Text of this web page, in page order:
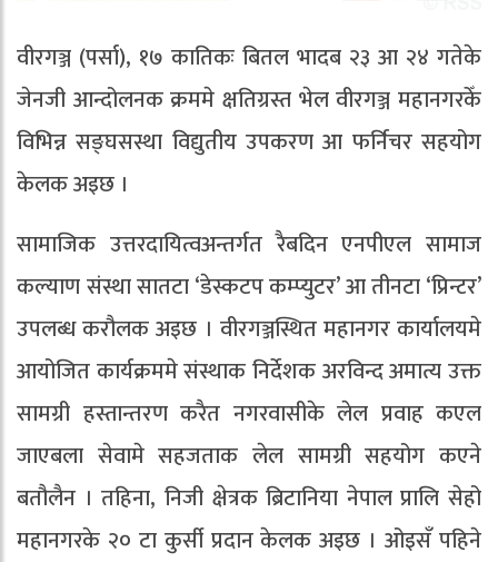
वीरगञ्ज (पर्सा), १७ कातिकः बितल भादब २३ आ २४ गतेके
जेनजी आन्दोलनक क्रममे क्षतिग्रस्त भेल वीरगञ्ज महानगरकेँ
विभिन्न सङ्घसस्था विद्युतीय उपकरण आ फर्निचर सहयोग
केलक अइछ ।
सामाजिक उत्तरदायित्वअन्तर्गत रैबदिन एनपीएल सामाज
कल्याण संस्था सातटा ‘डेस्कटप कम्प्युटर’ आ तीनटा ‘प्रिन्टर’
उपलब्ध करौलक अइछ । वीरगञ्जस्थित महानगर कार्यालयमे
आयोजित कार्यक्रममे संस्थाक निर्देशक अरविन्द अमात्य उक्त
सामग्री हस्तान्तरण करैत नगरवासीके लेल प्रवाह कएल
जाएबला सेवामे सहजताक लेल सामग्री सहयोग कएने
बतौलैन । तहिना, निजी क्षेत्रक ब्रिटानिया नेपाल प्रालि सेहो
महानगरके २० टा कुर्सी प्रदान केलक अइछ । ओइसँ पहिने